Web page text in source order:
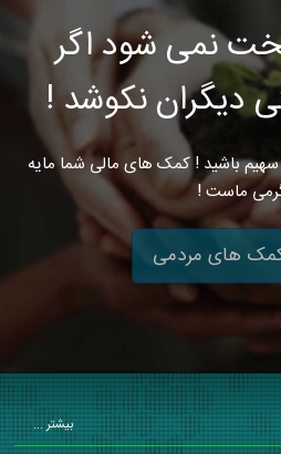
نمی شود اگر
دیگران نکوشد !
سهیم باشید ! کمک های مالی شما مایه
ماست !
های مردمی
بیشتر ...